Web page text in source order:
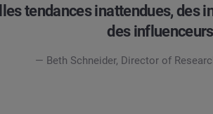
tendances inattendues, des
des
— Beth Schneider, Director of